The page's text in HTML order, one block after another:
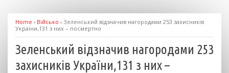
Home › Військо › Зеленський відзначив нагородами 253 захисників
України,131 з них – посмертно
Зеленський відзначив нагородами 253
захисників України,131 з них –